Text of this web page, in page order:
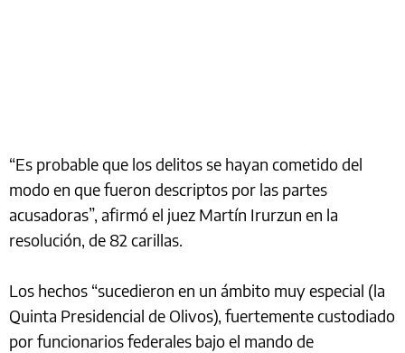
“Es probable que los delitos se hayan cometido del
modo en que fueron descriptos por las partes
acusadoras”, afirmó el juez Martín Irurzun en la
resolución, de 82 carillas.
Los hechos “sucedieron en un ámbito muy especial (la
Quinta Presidencial de Olivos), fuertemente custodiado
por funcionarios federales bajo el mando de